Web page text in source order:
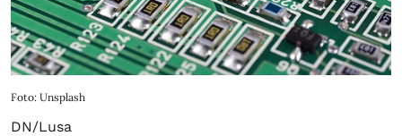
Foto: Unsplash
DN/Lusa